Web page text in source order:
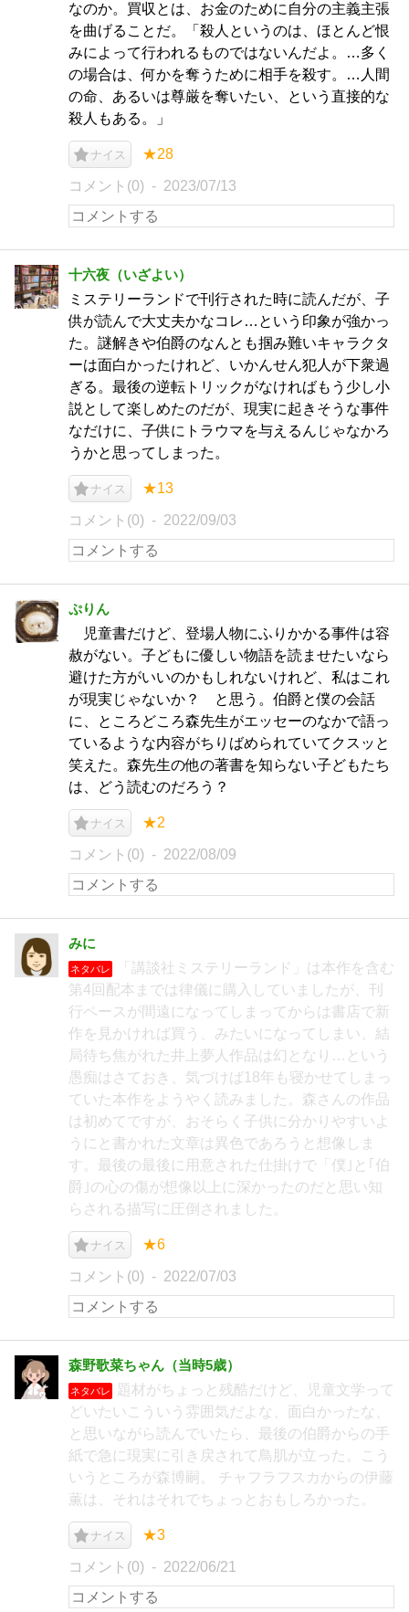
なのか。買収とは、お金のために自分の主義主張
を曲げることだ。「殺人というのは、ほとんど恨
みによって行われるものではないんだよ。…多く
の場合は、何かを奪うために相手を殺す。…人間
の命、あるいは尊厳を奪いたい、という直接的な
殺人もある。」
ナイス ★28
コメント(0) 2023/07/13
十六夜（いざよい）
ミステリーランドで刊行された時に読んだが、子
供が読んで大丈夫かなコレ…という印象が強かっ
た。謎解きや伯爵のなんとも掴み難いキャラクタ
ーは面白かったけれど、いかんせん犯人が下衆過
ぎる。最後の逆転トリックがなければもう少し小
説として楽しめたのだが、現実に起きそうな事件
なだけに、子供にトラウマを与えるんじゃなかろ
うかと思ってしまった。
ナイス ★13
コメント(0) 2022/09/03
ぷりん
児童書だけど、登場人物にふりかかる事件は容
赦がない。子どもに優しい物語を読ませたいなら
避けた方がいいのかもしれないけれど、私はこれ
が現実じゃないか？ と思う。伯爵と僕の会話
に、ところどころ森先生がエッセーのなかで語っ
ているような内容がちりばめられていてクスッと
笑えた。森先生の他の著書を知らない子どもたち
は、どう読むのだろう？
ナイス ★2
コメント(0) 2022/08/09
みに
ネタバレ
「講談社ミステリーランド」は本作を含む
第4回配本までは律儀に購入していましたが、刊
行ペースが間遠になってしまってからは書店で新
作を見かければ買う、みたいになってしまい、結
局待ち焦がれた井上夢人作品は幻となり…という
愚痴はさておき、気づけば18年も寝かせてしまっ
ていた本作をようやく読みました。森さんの作品
は初めてですが、おそらく子供に分かりやすいよ
うにと書かれた文章は異色であろうと想像しま
す。最後の最後に用意された仕掛けで「僕｣と｢伯
爵｣の心の傷が想像以上に深かったのだと思い知
らされる描写に圧倒されました。
ナイス ★6
コメント(0) 2022/07/03
森野歌菜ちゃん（当時5歳）
ネタバレ
題材がちょっと残酷だけど、児童文学って
どいたいこういう雰囲気だよな、面白かったな、
と思いながら読んでいたら、最後の伯爵からの手
紙で急に現実に引き戻されて鳥肌が立った。こう
いうところが森博嗣。 チャフラフスカからの伊藤
薫は、それはそれでちょっとおもしろかった。
ナイス ★3
コメント(0) 2022/06/21